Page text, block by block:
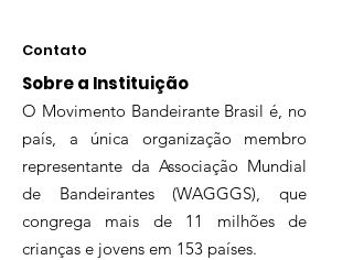
Contato
Sobre a Instituição
O Movimento Bandeirante Brasil é, no
país, a única organização membro
representante da Associação Mundial
de Bandeirantes (WAGGGS), que
congrega mais de 11 milhões de
crianças e jovens em 153 países.